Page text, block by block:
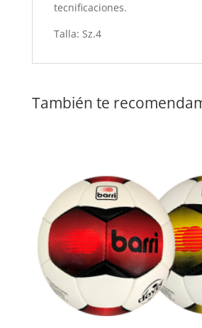
tecnificaciones.
Talla: Sz.4
También te